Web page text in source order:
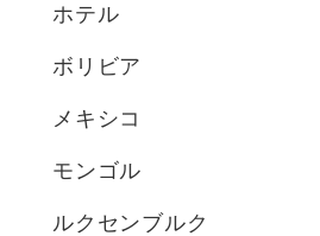
ホテル
ボリビア
メキシコ
モンゴル
ルクセンブルク